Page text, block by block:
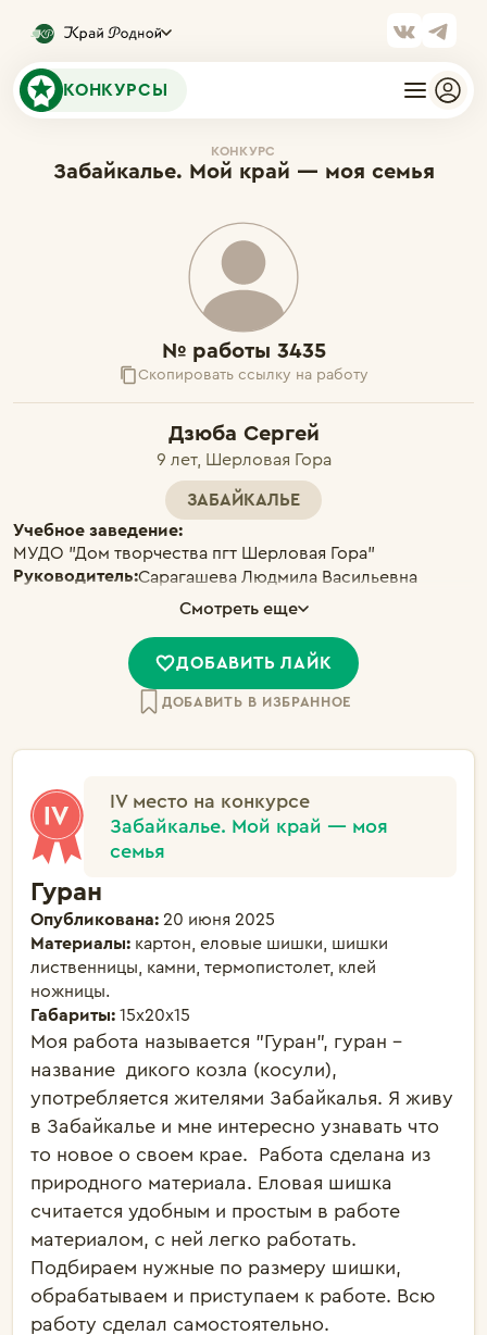
КОНКУРСЫ
КОНКУРС
Забайкалье. Мой край — моя семья
№ работы 3435
Скопировать ссылку на работу
Дзюба Сергей
9 лет, Шерловая Гора
ЗАБАЙКАЛЬЕ
Учебное заведение:
МУДО "Дом творчества пгт Шерловая Гора"
Руководитель:Сарагашева Людмила Васильевна
Смотреть еще
ДОБАВИТЬ ЛАЙК
ДОБАВИТЬ В ИЗБРАННОЕ
IV место на конкурсе
Забайкалье. Мой край — моя
семья
Гуран
Опубликована: 20 июня 2025
Материалы: картон, еловые шишки, шишки
лиственницы, камни, термопистолет, клей
ножницы.
Габариты: 15х20х15
Моя работа называется "Гуран", гуран -
название  дикого козла (косули),
употребляется жителями Забайкалья. Я живу
в Забайкалье и мне интересно узнавать что
то новое о своем крае.  Работа сделана из
природного материала. Еловая шишка
считается удобным и простым в работе
материалом, с ней легко работать.
Подбираем нужные по размеру шишки,
обрабатываем и приступаем к работе. Всю
работу сделал самостоятельно.